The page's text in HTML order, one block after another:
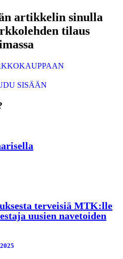
artikkelin sinulla
tilaus
SISÄÄN
terveisiä MTK:lle
uusien navetoiden